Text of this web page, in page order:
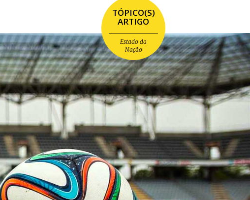
TÓPICO(S)
ARTIGO
Estado da
Nação